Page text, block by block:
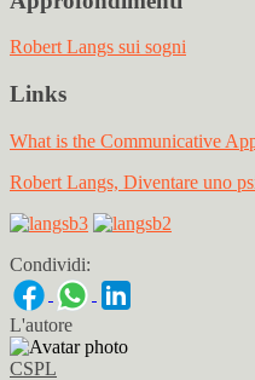
Robert Langs sui sogni
Links
What is the Communicative
Robert Langs, Diventare uno
Condividi:
L'autore
CSPL